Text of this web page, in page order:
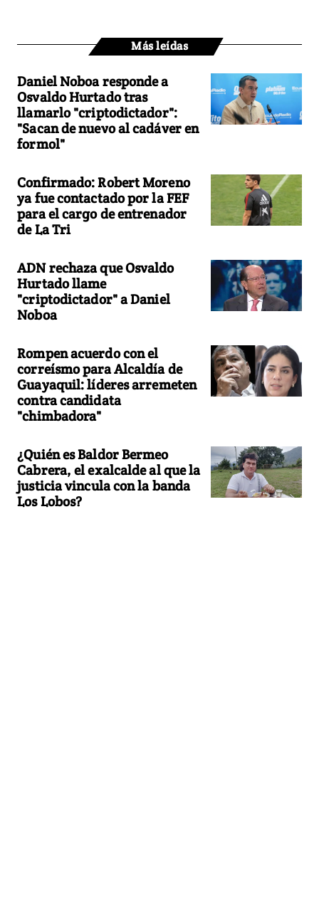
Más leídas
Daniel Noboa responde a
Osvaldo Hurtado tras
llamarlo "criptodictador":
"Sacan de nuevo al cadáver en
formol"
Confirmado: Robert Moreno
ya fue contactado por la FEF
para el cargo de entrenador
de La Tri
ADN rechaza que Osvaldo
Hurtado llame
"criptodictador" a Daniel
Noboa
Rompen acuerdo con el
correísmo para Alcaldía de
Guayaquil: líderes arremeten
contra candidata
"chimbadora"
¿Quién es Baldor Bermeo
Cabrera, el exalcalde al que la
justicia vincula con la banda
Los Lobos?